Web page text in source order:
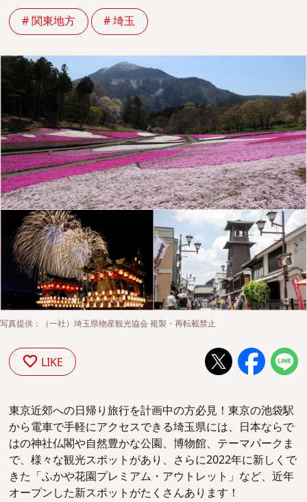
# 関東地方 # 埼玉
写真提供：（一社）埼玉県物産観光協会 複製・再転載禁止
LIKE
東京近郊への日帰り旅行を計画中の方必見！東京の池袋駅
から電車で手軽にアクセスできる埼玉県には、日本ならで
はの神社仏閣や自然豊かな公園、博物館、テーマパークま
で、様々な観光スポットがあり、さらに2022年に新しくで
きた「ふかや花園プレミアム・アウトレット」など、近年
オープンした新スポットがたくさんあります！